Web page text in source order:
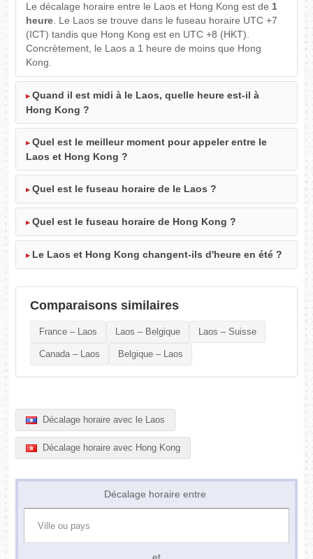
Le décalage horaire entre le Laos et Hong Kong est de 1
heure. Le Laos se trouve dans le fuseau horaire UTC +7
(ICT) tandis que Hong Kong est en UTC +8 (HKT).
Concrètement, le Laos a 1 heure de moins que Hong
Kong.
Quand il est midi à le Laos, quelle heure est-il à
Hong Kong ?
Quel est le meilleur moment pour appeler entre le
Laos et Hong Kong ?
Quel est le fuseau horaire de le Laos ?
Quel est le fuseau horaire de Hong Kong ?
Le Laos et Hong Kong changent-ils d'heure en été ?
Comparaisons similaires
France – Laos Laos – Belgique Laos – Suisse
Canada – Laos Belgique – Laos
Décalage horaire avec le Laos
Décalage horaire avec Hong Kong
Décalage horaire entre